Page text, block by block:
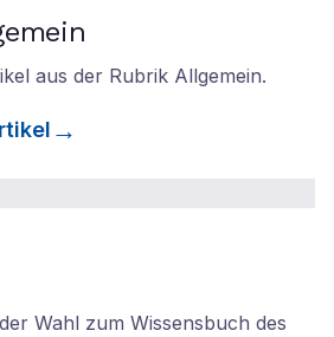
aus der Rubrik Allgemein.
Wahl zum Wissensbuch des